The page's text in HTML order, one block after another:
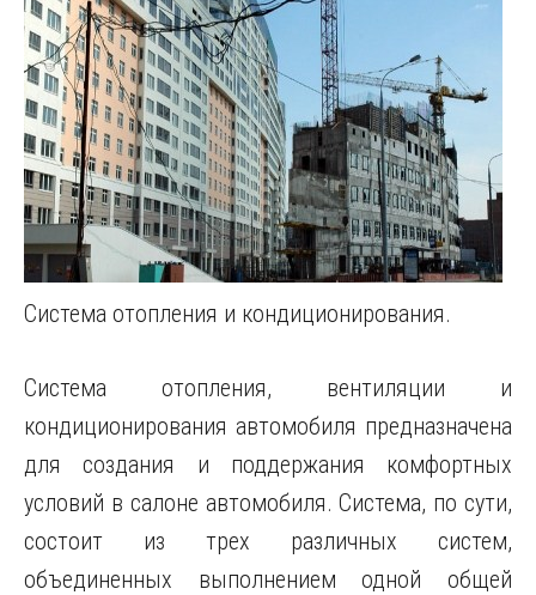
Система отопления и кондиционирования.
Система отопления, вентиляции и
кондиционирования автомобиля предназначена
для создания и поддержания комфортных
условий в салоне автомобиля. Система, по сути,
состоит из трех различных систем,
объединенных выполнением одной общей